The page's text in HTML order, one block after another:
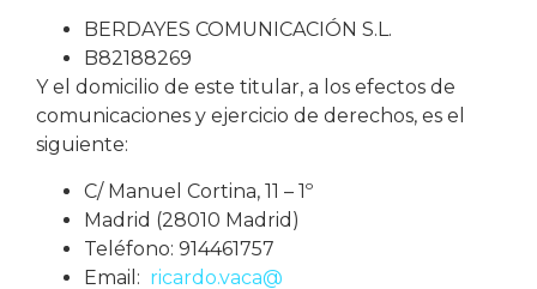
BERDAYES COMUNICACIÓN S.L.
B82188269
Y el domicilio de este titular, a los efectos de
comunicaciones y ejercicio de derechos, es el
siguiente:
C/ Manuel Cortina, 11 – 1º
Madrid (28010 Madrid)
Teléfono: 914461757
Email: ricardo.vaca@